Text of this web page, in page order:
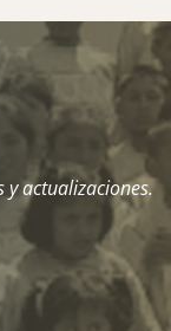
actualizaciones.